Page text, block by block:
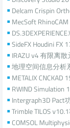
Delcam Crispin
MecSoft
SideFX Houdini FX
IRAZU v4 有限离散
地理空间信息分析
METALIX
RWIND Simulation
Intergraph3D Pact
Trimble TILOS
COMSOL